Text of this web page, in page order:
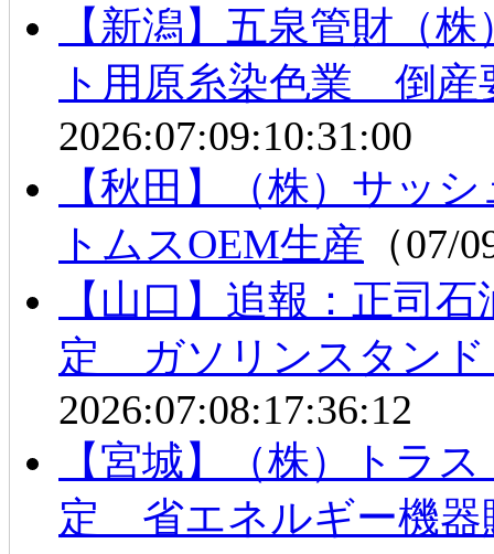
【新潟】五泉管財（
ト用原糸染色業 倒産
2026:07:09:10:31:00
【秋田】（株）サッ
トムスOEM生産 （07/
【山口】追報：正司
定 ガソリンスタン
2026:07:08:17:36:12
【宮城】（株）トラ
定 省エネルギー機器